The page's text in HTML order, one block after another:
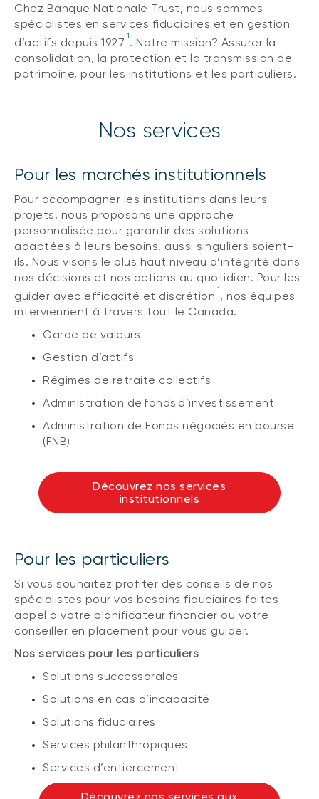
Chez Banque Nationale Trust, nous sommes
spécialistes en services fiduciaires et en gestion
d’actifs depuis 1927 1. Notre mission? Assurer la
consolidation, la protection et la transmission de
patrimoine, pour les institutions et les particuliers.
Nos services
Pour les marchés institutionnels
Pour accompagner les institutions dans leurs
projets, nous proposons une approche
personnalisée pour garantir des solutions
adaptées à leurs besoins, aussi singuliers soient-
ils. Nous visons le plus haut niveau d’intégrité dans
nos décisions et nos actions au quotidien. Pour les
guider avec efficacité et discrétion 1, nos équipes
interviennent à travers tout le Canada.
Garde de valeurs
Gestion d’actifs
Régimes de retraite collectifs
Administration de fonds d’investissement
Administration de Fonds négociés en bourse
(FNB)
Découvrez nos services
institutionnels
Pour les particuliers
Si vous souhaitez profiter des conseils de nos
spécialistes pour vos besoins fiduciaires faites
appel à votre planificateur financier ou votre
conseiller en placement pour vous guider.
Nos services pour les particuliers
Solutions successorales
Solutions en cas d’incapacité
Solutions fiduciaires
Services philanthropiques
Services d’entiercement